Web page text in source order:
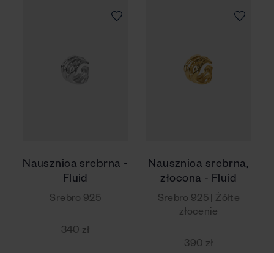
Nausznica srebrna -
Fluid
Srebro 925
340 zł
Nausznica srebrna,
złocona - Fluid
Srebro 925 | Żółte
złocenie
390 zł